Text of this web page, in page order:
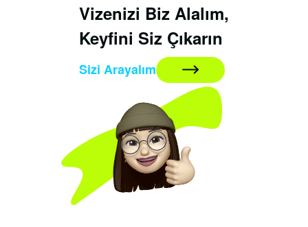
Vizenizi Biz Alalım,
Keyfini Siz Çıkarın
Sizi Arayalım